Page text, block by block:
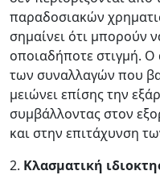
παραδοσιακών
σημαίνει ότι μπορούν
οποιαδήποτε στιγμή.
των συναλλαγών που
μειώνει επίσης την
συμβάλλοντας στον
και στην επιτάχυνση
2. Κλασματική